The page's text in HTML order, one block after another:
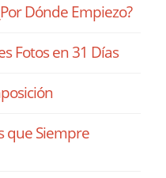
Dónde Empiezo?
Fotos en 31 Días
que Siempre